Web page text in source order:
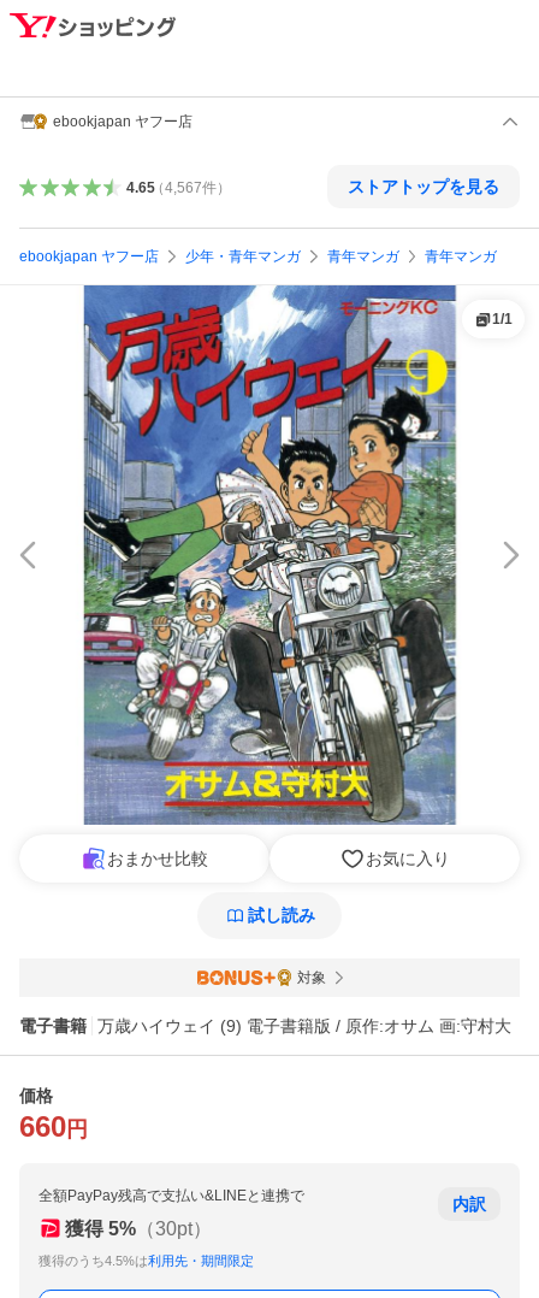
ebookjapan ヤフー店
4.65（4,567件） ストアトップを見る
ebookjapan ヤフー店 少年・青年マンガ 青年マンガ 青年マンガ
1/1
おまかせ比較 お気に入り
試し読み
対象
電子書籍 万歳ハイウェイ (9) 電子書籍版 / 原作:オサム 画:守村大
価格
660 円
全額PayPay残高で支払い&LINEと連携で
獲得 5% （30pt）
獲得のうち4.5%は利用先・期間限定
内訳